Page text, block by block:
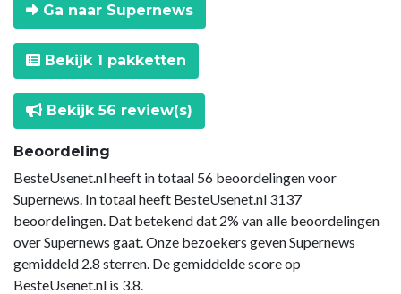
Ga naar Supernews
Bekijk 1 pakketten
Bekijk 56 review(s)
Beoordeling
BesteUsenet.nl heeft in totaal 56 beoordelingen voor
Supernews. In totaal heeft BesteUsenet.nl 3137
beoordelingen. Dat betekend dat 2% van alle beoordelingen
over Supernews gaat. Onze bezoekers geven Supernews
gemiddeld 2.8 sterren. De gemiddelde score op
BesteUsenet.nl is 3.8.